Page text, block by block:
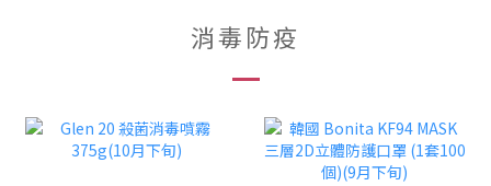
消毒防疫